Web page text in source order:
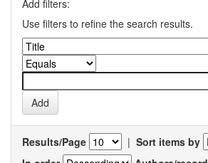
Add filters:
Use filters to refine the search results.
Results/Page | Sort items by